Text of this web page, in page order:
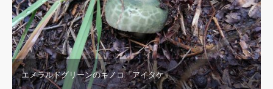
エメラルドグリーンのキノコ「アイタケ」